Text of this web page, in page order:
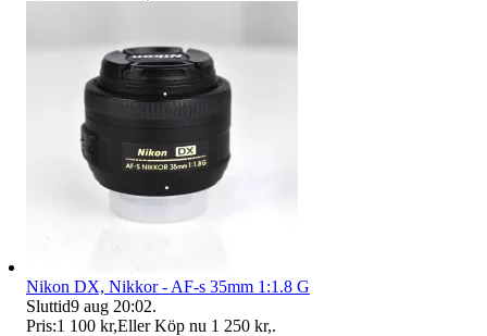
Nikon DX, Nikkor - AF-s 35mm 1:1.8 G
Sluttid9 aug 20:02.
Pris:1 100 kr,Eller Köp nu 1 250 kr,.